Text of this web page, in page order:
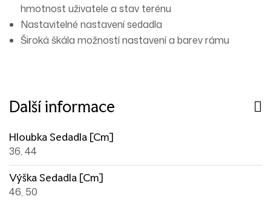
hmotnost uživatele a stav terénu
Nastavitelné nastavení sedadla
Široká škála možností nastavení a barev rámu
Další informace
Hloubka Sedadla [cm]
36, 44
Výška Sedadla [cm]
46, 50